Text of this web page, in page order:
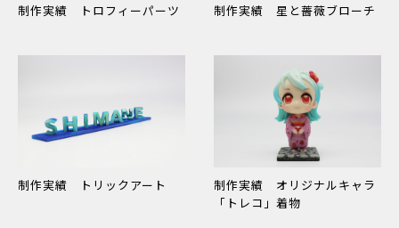
制作実績 トロフィーパーツ 制作実績 星と薔薇ブローチ
制作実績 トリックアート
制作実績 オリジナルキャラ
「トレコ」着物